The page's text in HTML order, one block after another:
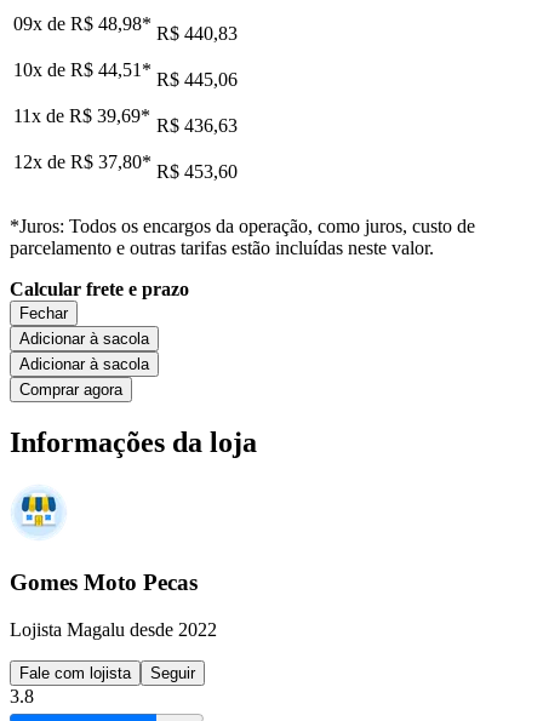
09x de R$ 48,98* R$ 440,83
10x de R$ 44,51* R$ 445,06
11x de R$ 39,69* R$ 436,63
12x de R$ 37,80* R$ 453,60
*Juros: Todos os encargos da operação, como juros, custo de
parcelamento e outras tarifas estão incluídas neste valor.
Calcular frete e prazo
Fechar
Adicionar à sacola
Adicionar à sacola
Comprar agora
Informações da loja
Gomes Moto Pecas
Lojista Magalu desde 2022
Fale com lojista Seguir
3.8